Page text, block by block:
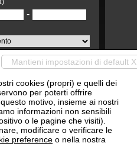
-
Cerca
Mantieni impostazioni di default X
cookies (propri) e quelli dei
per poterti offrire
motivo, insieme ai nostri
informazioni non sensibili
o le pagine che visiti).
modificare o verificare le
preference o nella nostra